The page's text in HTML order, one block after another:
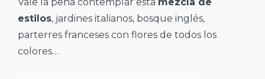
estilos, jardines italianos, bosque inglés,
parterres franceses con flores de todos los
colores…